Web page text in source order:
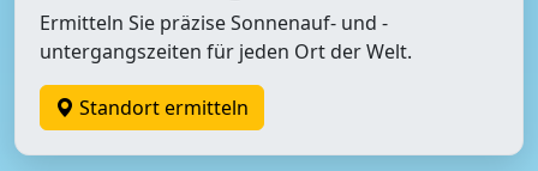
Ermitteln Sie präzise Sonnenauf- und -
untergangszeiten für jeden Ort der Welt.
Standort ermitteln